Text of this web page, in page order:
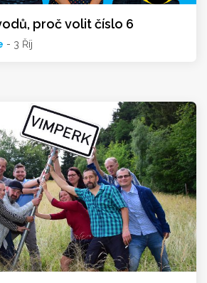
proč volit číslo 6
- 3 Říj